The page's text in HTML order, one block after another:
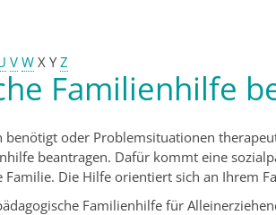
V W X Y Z
Familienhilfe
benötigt oder Problemsituationen
beantragen. Dafür kommt eine
Die Hilfe orientiert sich an Ihrem
Familienhilfe für